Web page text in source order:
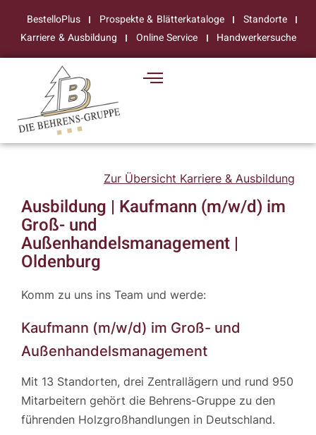
BestelloPlus Prospekte & Blätterkataloge
Standorte
Karriere & Ausbildung
Online Service Handwerkersuche
Zur Übersicht Karriere & Ausbildung
Ausbildung | Kaufmann (m/w/d) im
Groß- und
Außenhandelsmanagement |
Oldenburg
Komm zu uns ins Team und werde:
Kaufmann (m/w/d) im Groß- und
Außenhandelsmanagement
Mit 13 Standorten, drei Zentrallägern und rund 950
Mitarbeitern gehört die Behrens-Gruppe zu den
führenden Holzgroßhandlungen in Deutschland.